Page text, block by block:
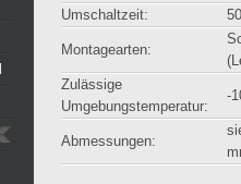
Umschaltzeit:
Montagearten:
Zulässige
Umgebungstemperatur:
-
Abmessungen: